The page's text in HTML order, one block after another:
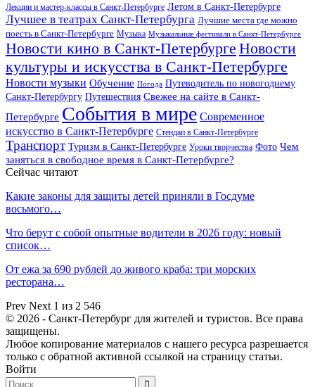
Лекции и мастер-классы в Санкт-Петербурге Летом в Санкт-Петербурге
Лучшее в театрах Санкт-Петербурга Лучшие места где можно
поесть в Санкт-Петербурге Музыка Музыкальные фестивали в Санкт-Петербурге
Новости кино в Санкт-Петербурге Новости
культуры и искусства в Санкт-Петербурге
Новости музыки Обучение Погода Путеводитель по новогоднему
Санкт-Петербургу Путешествия Свежее на сайте в Санкт-
Петербурге События в мире Современное
искусство в Санкт-Петербурге Стендап в Санкт-Петербурге
Транспорт Туризм в Санкт-Петербурге Уроки творчества Фото Чем
заняться в свободное время в Санкт-Петербурге?
Сейчас читают
Какие законы для защиты детей приняли в Госдуме
восьмого…
Что берут с собой опытные водители в 2026 году: новый
список…
От ежа за 690 рублей до живого краба: три морских
ресторана…
Prev Next 1 из 2 546
© 2026 - Санкт-Петербург для жителей и туристов. Все права
защищены.
Любое копирование материалов с нашего ресурса разрешается
только с обратной активной ссылкой на страницу статьи.
Войти